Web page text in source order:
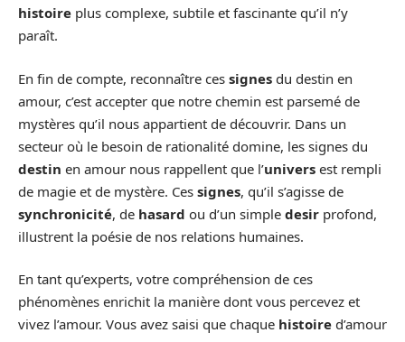
histoire plus complexe, subtile et fascinante qu’il n’y
paraît.
En fin de compte, reconnaître ces signes du destin en
amour, c’est accepter que notre chemin est parsemé de
mystères qu’il nous appartient de découvrir. Dans un
secteur où le besoin de rationalité domine, les signes du
destin en amour nous rappellent que l’univers est rempli
de magie et de mystère. Ces signes, qu’il s’agisse de
synchronicité, de hasard ou d’un simple desir profond,
illustrent la poésie de nos relations humaines.
En tant qu’experts, votre compréhension de ces
phénomènes enrichit la manière dont vous percevez et
vivez l’amour. Vous avez saisi que chaque histoire d’amour